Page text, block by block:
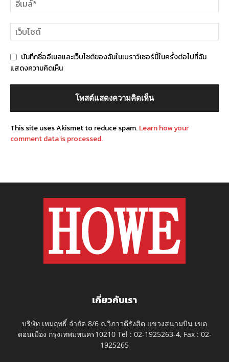
บันทึกชื่ออีเมลและเว็บไซต์ของฉันในเบราว์เซอร์นี้ในครั้งต่อไปที่ฉัน
แสดงความคิดเห็น
This site uses Akismet to reduce spam.Learn how your
comment data is processed.
เกี่ยวกับเรา
บริษัท เหมฤทธิ์ จำกัด 8/6 ถ.วิภาวดีรังสิต แขวงสนามบิน เขต
ดอนเมือง กรุงเทพมหนคร10210 Tel : 02-1925263-4, Fax : 02-
1925265